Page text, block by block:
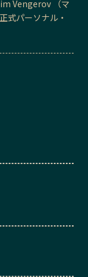
Vengerov （マ
式パーソナル・